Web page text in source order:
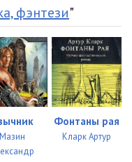
фэнтези"
Мазин
Фонтаны рая
Кларк Артур